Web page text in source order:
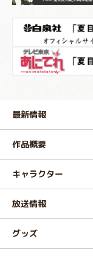
最新情報
作品概要
キャラクター
放送情報
グッズ